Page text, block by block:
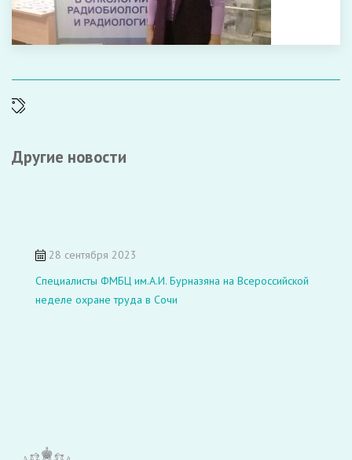
Другие новости
28 сентября 2023
Специалисты ФМБЦ им.А.И. Бурназяна на Всероссийской
неделе охране труда в Сочи